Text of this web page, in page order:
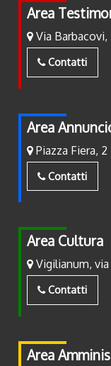
Area
Via Barbacovi,
Contatti
Area
Piazza Fiera,
Contatti
Area Cultura
Vigilianum, via
Contatti
Area